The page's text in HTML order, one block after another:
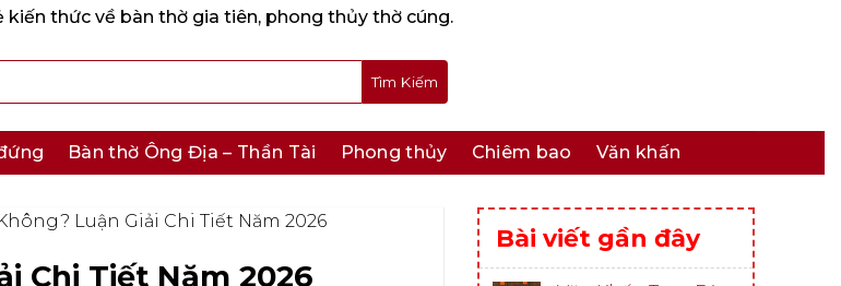
kiến thức về bàn thờ gia tiên, phong thủy thờ cúng.
Bàn thờ Ông Địa – Thần Tài Phong thủy Chiêm bao Văn khấn
Luận Giải Chi Tiết Năm 2026
Chi Tiết Năm 2026
Bài viết gần đây